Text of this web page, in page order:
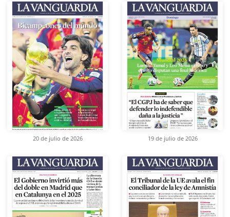
20 de julio de 2026 19 de julio de 2026